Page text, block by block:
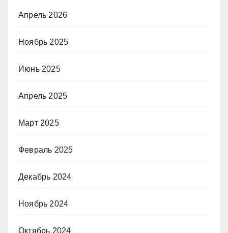
Апрель 2026
Ноябрь 2025
Июнь 2025
Апрель 2025
Март 2025
Февраль 2025
Декабрь 2024
Ноябрь 2024
Октябрь 2024